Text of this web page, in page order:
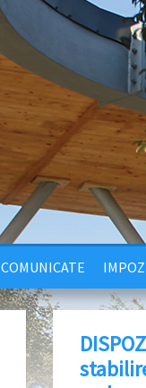
COMUNICATE